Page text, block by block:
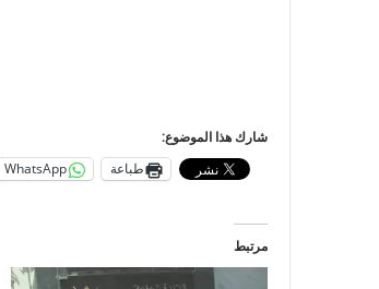
شارك هذا الموضوع:
طباعة WhatsApp
مرتبط